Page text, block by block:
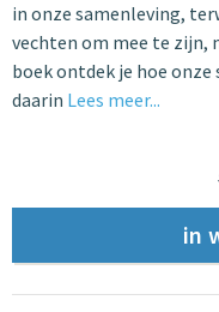
in onze samenleving,
vechten om mee te zijn,
boek ontdek je hoe
daarin Lees meer...